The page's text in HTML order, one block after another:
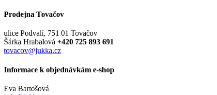
Prodejna Tovačov
ulice Podvalí, 751 01 Tovačov
Šárka Hrabalová +420 725 893 691
tovacov@jukka.cz
Informace k objednávkám e-shop
Eva Bartošová